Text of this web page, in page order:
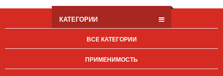
КАТЕГОРИИ
ВСЕ КАТЕГОРИИ
ПРИМЕНИМОСТЬ